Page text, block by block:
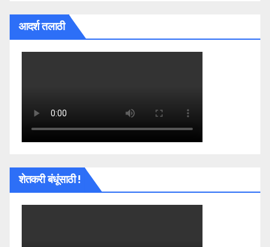
आदर्श तलाठी
शेतकरी बंधूंसाठी !